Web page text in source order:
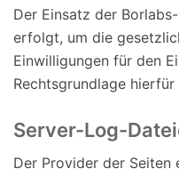
Der Einsatz der
erfolgt, um die
Einwilligungen für den
Rechtsgrundlage
Server-Log-
Der Provider der Seiten